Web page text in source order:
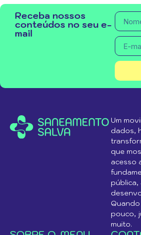
Receba nossos
conteúdos no seu e-
mail
Um
dados,
que
acesso
pública,
pouco,
muito.